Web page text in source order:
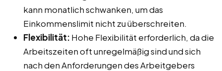
kann monatlich schwanken, um das
Einkommenslimit nicht zu überschreiten.
Flexibilität: Hohe Flexibilität erforderlich, da die
Arbeitszeiten oft unregelmäßig sind und sich
nach den Anforderungen des Arbeitgebers